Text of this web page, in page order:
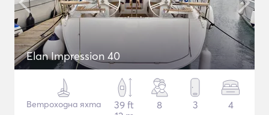
Elan Impression 40
Ветроходна яхта
39 ft
8 3 4